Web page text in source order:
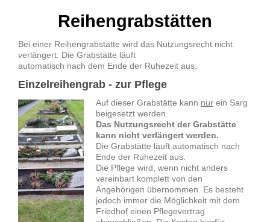
Reihengrabstätten
Bei einer Reihengrabstätte wird das Nutzungsrecht nicht
verlängert. Die Grabstätte läuft
automatisch nach dem Ende der Ruhezeit aus.
Einzelreihengrab - zur Pflege
Auf dieser Grabstätte kann nur ein Sarg
beigesetzt werden.
Das Nutzungsrecht der Grabstätte
kann nicht verlängert werden.
Die Grabstätte läuft automatisch nach
Ende der Ruhezeit aus.
Die Pflege wird, wenn nicht anders
vereinbart komplett von den
Angehörigen übernommen. Es besteht
jedoch immer die Möglichkeit mit dem
Friedhof einen Pflegevertrag